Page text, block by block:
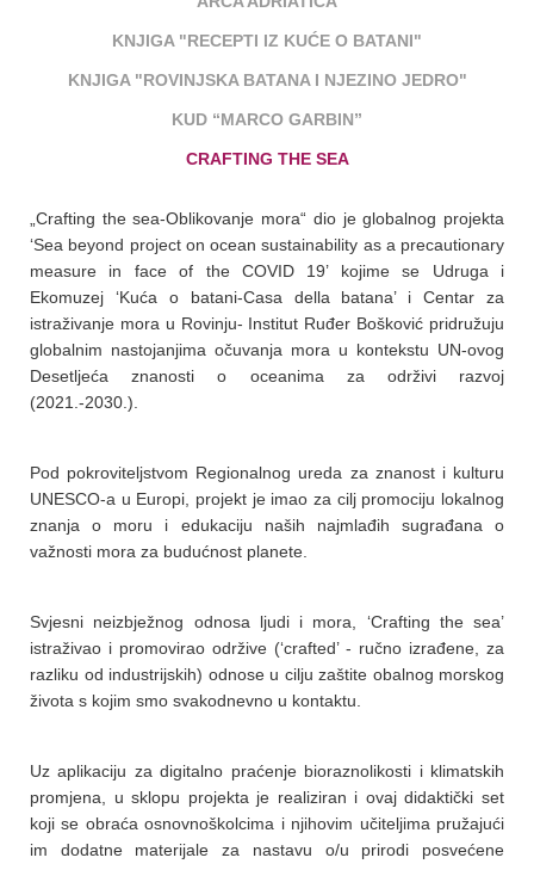
KNJIGA "RECEPTI IZ KUĆE O BATANI"
KNJIGA "ROVINJSKA BATANA I NJEZINO JEDRO"
KUD “MARCO GARBIN”
CRAFTING THE SEA
„Crafting the sea-Oblikovanje mora“ dio je globalnog projekta
‘Sea beyond project on ocean sustainability as a precautionary
measure in face of the COVID 19’ kojime se Udruga i
Ekomuzej ‘Kuća o batani-Casa della batana’ i Centar za
istraživanje mora u Rovinju- Institut Ruđer Bošković pridružuju
globalnim nastojanjima očuvanja mora u kontekstu UN-ovog
Desetljeća znanosti o oceanima za održivi razvoj
(2021.-2030.).
Pod pokroviteljstvom Regionalnog ureda za znanost i kulturu
UNESCO-a u Europi, projekt je imao za cilj promociju lokalnog
znanja o moru i edukaciju naših najmlađih sugrađana o
važnosti mora za budućnost planete.
Svjesni neizbježnog odnosa ljudi i mora, ‘Crafting the sea’
istraživao i promovirao održive (‘crafted’ - ručno izrađene, za
razliku od industrijskih) odnose u cilju zaštite obalnog morskog
života s kojim smo svakodnevno u kontaktu.
Uz aplikaciju za digitalno praćenje bioraznolikosti i klimatskih
promjena, u sklopu projekta je realiziran i ovaj didaktički set
koji se obraća osnovnoškolcima i njihovim učiteljima pružajući
im dodatne materijale za nastavu o/u prirodi posvećene